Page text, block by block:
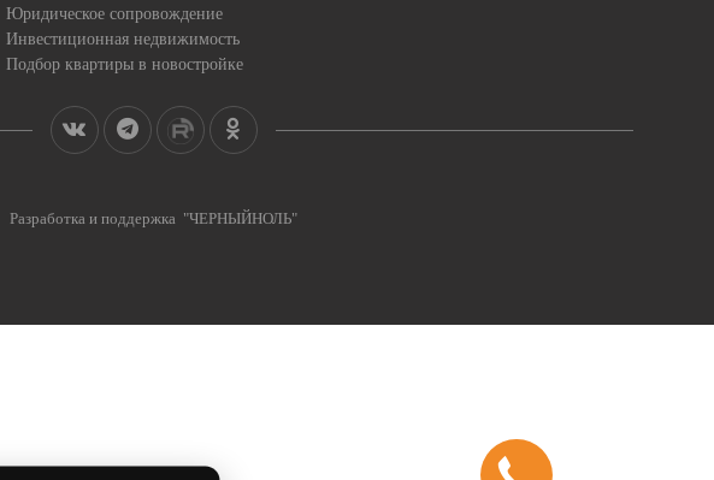
Юридическое сопровождение
Инвестиционная недвижимость
Подбор квартиры в новостройке
Разработка и поддержка "ЧЕРНЫЙНОЛЬ"